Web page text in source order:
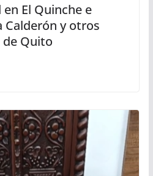
El Quinche e
Calderón y otros
Quito